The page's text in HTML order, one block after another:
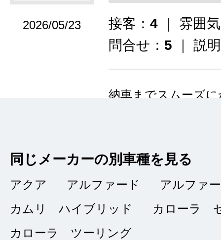
2026/05/23 接客： 4 ｜ 雰囲
問合せ： 5 ｜ 説
納車までスムーズ
5点
丁寧な対応
同じメーカーの別車種を見る
アクア アルファード
アルファ
カムリ ハイブリッド
カローラ
カローラ ツーリング